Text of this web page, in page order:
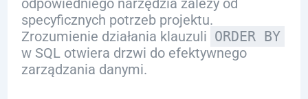
odpowiedniego narzędzia zależy od
specyficznych potrzeb projektu.
Zrozumienie działania klauzuli ORDER BY
w SQL otwiera drzwi do efektywnego
zarządzania danymi.